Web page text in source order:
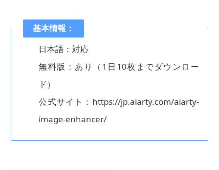
基本情報：
日本語：対応
無料版：あり（1日10枚までダウンロー
ド）
公式サイト：https://jp.aiarty.com/aiarty-
image-enhancer/